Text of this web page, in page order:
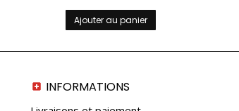
Ajouter au panier
INFORMATIONS